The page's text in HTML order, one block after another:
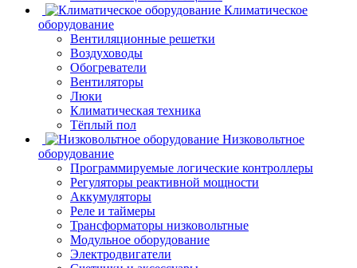
Климатическое
оборудование
Вентиляционные решетки
Воздуховоды
Обогреватели
Вентиляторы
Люки
Климатическая техника
Тёплый пол
Низковольтное
оборудование
Программируемые логические контроллеры
Регуляторы реактивной мощности
Аккумуляторы
Реле и таймеры
Трансформаторы низковольтные
Модульное оборудование
Электродвигатели